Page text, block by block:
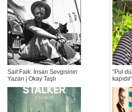
Sait Faik: İnsan Sevgisinin
Yazarı | Okay Taşlı
“Pul